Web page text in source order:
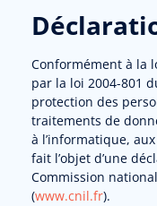
Conformément à la
par la loi 2004-801
protection des
traitements de
à l’informatique,
fait l’objet d’une
Commission
(www.cnil.fr).